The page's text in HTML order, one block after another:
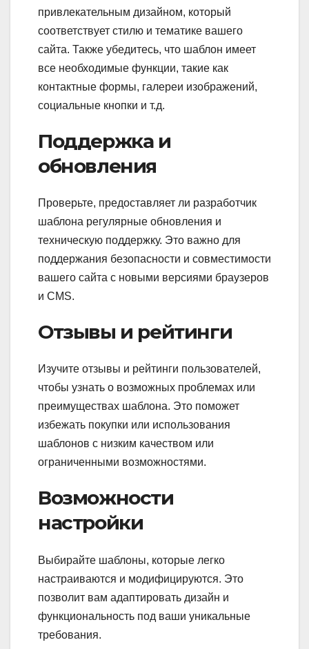
привлекательным дизайном, который
соответствует стилю и тематике вашего
сайта. Также убедитесь, что шаблон имеет
все необходимые функции, такие как
контактные формы, галереи изображений,
социальные кнопки и т.д.
Поддержка и
обновления
Проверьте, предоставляет ли разработчик
шаблона регулярные обновления и
техническую поддержку. Это важно для
поддержания безопасности и совместимости
вашего сайта с новыми версиями браузеров
и CMS.
Отзывы и рейтинги
Изучите отзывы и рейтинги пользователей,
чтобы узнать о возможных проблемах или
преимуществах шаблона. Это поможет
избежать покупки или использования
шаблонов с низким качеством или
ограниченными возможностями.
Возможности
настройки
Выбирайте шаблоны, которые легко
настраиваются и модифицируются. Это
позволит вам адаптировать дизайн и
функциональность под ваши уникальные
требования.